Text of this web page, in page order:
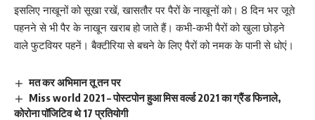
इसलिए नाखूनों को सूखा रखें, खासतौर पर पैरों के नाखूनों को। 8 दिन भर जूते
पहनने से भी पैर के नाखून खराब हो जाते हैं। कभी-कभी पैरों को खुला छोड़ने
वाले फुटवियर पहनें। बैक्टीरिया से बचने के लिए पैरों को नमक के पानी से धोएं।
मत कर अभिमान तू तन पर
Miss world 2021 – पोस्टपोन हुआ मिस वर्ल्ड 2021 का ग्रैंड फिनाले,
कोरोना पॉजिटिव थे 17 प्रतियोगी